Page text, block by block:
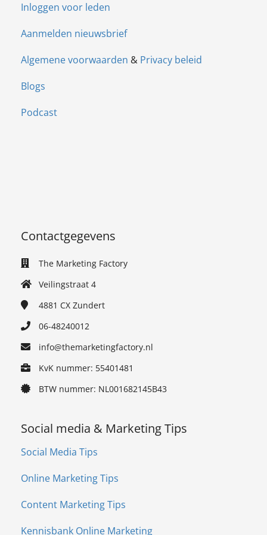
Inloggen voor leden
Aanmelden nieuwsbrief
Algemene voorwaarden & Privacy beleid
Blogs
Podcast
Contactgegevens
The Marketing Factory
Veilingstraat 4
4881 CX Zundert
06-48240012
info@themarketingfactory.nl
KvK nummer: 55401481
BTW nummer: NL001682145B43
Social media & Marketing Tips
Social Media Tips
Online Marketing Tips
Content Marketing Tips
Kennisbank Online Marketing